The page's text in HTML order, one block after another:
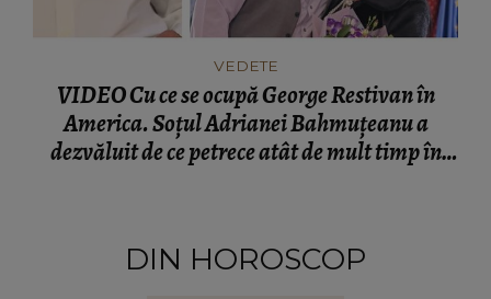
VEDETE
VIDEO Cu ce se ocupă George Restivan în
America. Soțul Adrianei Bahmuțeanu a
dezvăluit de ce petrece atât de mult timp în
DIN HOROSCOP